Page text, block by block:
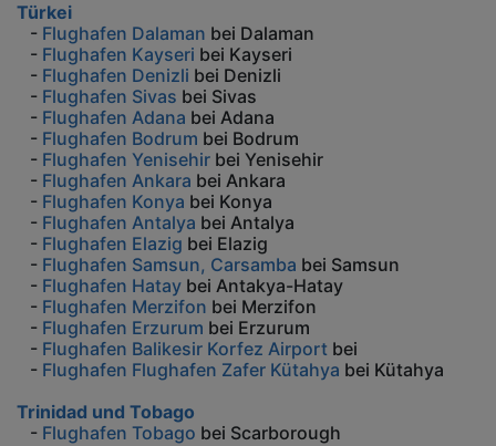
Türkei
- Flughafen Dalaman bei Dalaman
- Flughafen Kayseri bei Kayseri
- Flughafen Denizli bei Denizli
- Flughafen Sivas bei Sivas
- Flughafen Adana bei Adana
- Flughafen Bodrum bei Bodrum
- Flughafen Yenisehir bei Yenisehir
- Flughafen Ankara bei Ankara
- Flughafen Konya bei Konya
- Flughafen Antalya bei Antalya
- Flughafen Elazig bei Elazig
- Flughafen Samsun, Carsamba bei Samsun
- Flughafen Hatay bei Antakya-Hatay
- Flughafen Merzifon bei Merzifon
- Flughafen Erzurum bei Erzurum
- Flughafen Balikesir Korfez Airport bei
- Flughafen Flughafen Zafer Kütahya bei Kütahya
Trinidad und Tobago
- Flughafen Tobago bei Scarborough